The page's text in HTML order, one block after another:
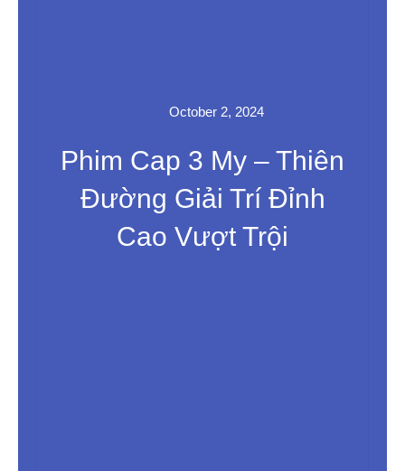
October 2, 2024
Phim Cap 3 My – Thiên
Đường Giải Trí Đỉnh
Cao Vượt Trội